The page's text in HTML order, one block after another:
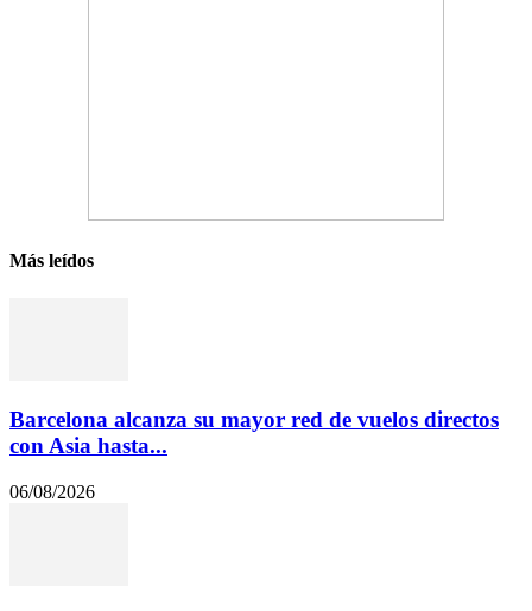
Más leídos
Barcelona alcanza su mayor red de vuelos directos
con Asia hasta...
06/08/2026